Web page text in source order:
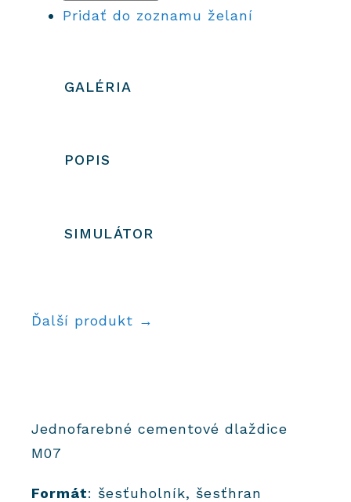
Pridať do zoznamu želaní
GALÉRIA
POPIS
SIMULÁTOR
Ďalší produkt →
Jednofarebné cementové dlaždice
M07
Formát: šesťuholník, šesťhran